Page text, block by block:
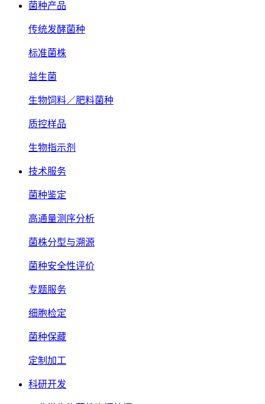
菌种产品
传统发酵菌种
标准菌株
益生菌
生物饲料／肥料菌种
质控样品
生物指示剂
技术服务
菌种鉴定
高通量测序分析
菌株分型与溯源
菌种安全性评价
专题服务
细胞检定
菌种保藏
定制加工
科研开发